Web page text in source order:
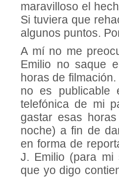
maravilloso el
Si tuviera que
algunos puntos.
A mí no me
Emilio no saque
horas de
no es publicable
telefónica de mi
gastar esas
noche) a fin de
en forma de
J. Emilio (para mi
que yo digo